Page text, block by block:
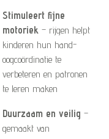
Stimuleert fijne
motoriek– rijgen helpt
kinderen hun hand-
oogcoördinatie te
verbeteren en patronen
te leren maken
Duurzaam en veilig –
gemaakt van